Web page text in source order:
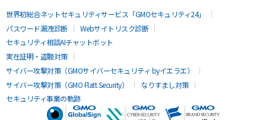
世界初総合ネットセキュリティサービス「GMOセキュリティ24」
パスワード漏洩診断
Webサイトリスク診断
セキュリティ相談AIチャットボット
実在証明・盗聴対策
サイバー攻撃対策（GMOサイバーセキュリティ byイエラエ）
サイバー攻撃対策（GMO Flatt Security）
なりすまし対策
セキュリティ事業の軌跡